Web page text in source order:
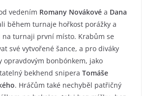
vedením Romany Novákové a Dana
během turnaje hořkost porážky a
na turnaji první místo. Krabům se
své vytvořené šance, a pro diváky
opravdovým bonbónkem, jako
bekhend snipera Tomáše
. Hráčům také nechyběl patřičný